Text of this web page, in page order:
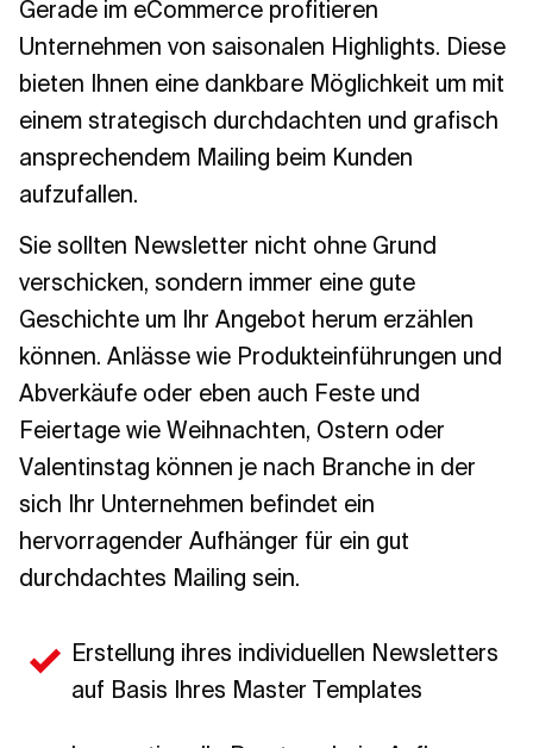
Gerade im eCommerce profitieren
Unternehmen von saisonalen Highlights. Diese
bieten Ihnen eine dankbare Möglichkeit um mit
einem strategisch durchdachten und grafisch
ansprechendem Mailing beim Kunden
aufzufallen.
Sie sollten Newsletter nicht ohne Grund
verschicken, sondern immer eine gute
Geschichte um Ihr Angebot herum erzählen
können. Anlässe wie Produkteinführungen und
Abverkäufe oder eben auch Feste und
Feiertage wie Weihnachten, Ostern oder
Valentinstag können je nach Branche in der
sich Ihr Unternehmen befindet ein
hervorragender Aufhänger für ein gut
durchdachtes Mailing sein.
Erstellung ihres individuellen Newsletters
auf Basis Ihres Master Templates